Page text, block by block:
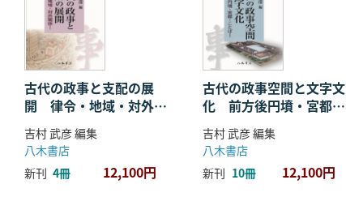
古代の政事と支配の展
開 律令・地域・対外関
係
吉村 武彦 編集
八木書店
新刊 4冊 12,100円
古代の政事空間と文字文
化 前方後円墳・宮都・
ことば
吉村 武彦 編集
八木書店
新刊 10冊 12,100円